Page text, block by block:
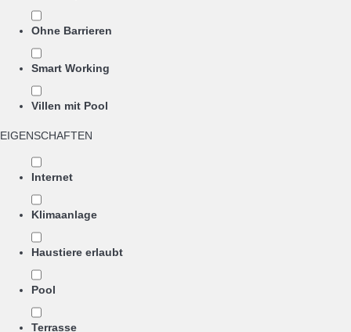
Ohne Barrieren
Smart Working
Villen mit Pool
EIGENSCHAFTEN
Internet
Klimaanlage
Haustiere erlaubt
Pool
Terrasse